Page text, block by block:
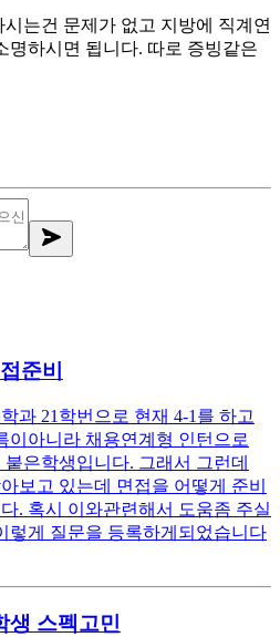
는건 문제가 없고 지방에 직계연
명하시면 됩니다. 따로 증빙같은
준비
과 21학번으로 현재 4-1를 하고
이아니라 채용연계형 인턴으로
은학생입니다. 그래서 그런데
보고 있는데 면접을 어떻게 준비
. 혹시 이와관련해서 도움좀 주실
렇게 질문을 등록하게되었습니다
생 스펙고민